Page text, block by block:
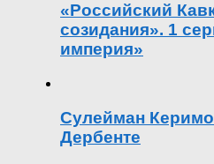
«Российский
созидания». 1
империя»
Сулейман
Дербенте